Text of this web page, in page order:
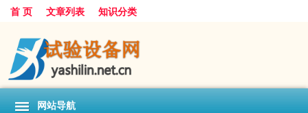
首 页 文章列表 知识分类
网站导航